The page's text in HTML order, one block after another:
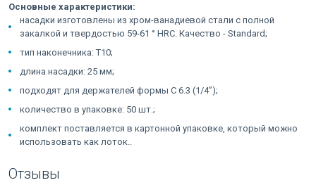
Основные характеристики:
насадки изготовлены из хром-ванадиевой стали с полной
закалкой и твердостью 59-61 ° HRC. Качество - Standard;
тип наконечника: T10;
длина насадки: 25 мм;
подходят для держателей формы C 6.3 (1/4”);
количество в упаковке: 50 шт.;
комплект поставляется в картонной упаковке, который можно
использовать как лоток..
Отзывы